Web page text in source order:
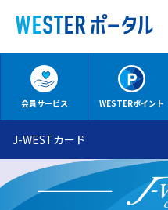
会員サービス WESTERポイント
J-WESTカード